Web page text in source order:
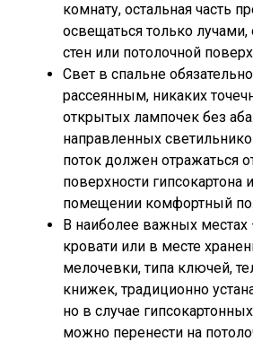
комнату, остальная часть
освещаться только
стен или потолочной
Свет в спальне
рассеянным, никаких
открытых лампочек без
направленных
поток должен отражаться
поверхности гипсокартона
помещении комфортный
В наиболее важных местах
кровати или в месте
мелочевки, типа ключей,
книжек, традиционно
но в случае
можно перенести на